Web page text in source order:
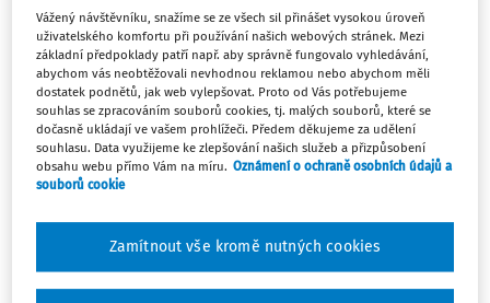
Filtr
Počet vyhledaných dokumentů:1
Řadit podle:
Nejnovější Nejstarší
EXPERTNÍ ODPOVĚDI
Zvláštní režim obchodníka s uměleckými
Vážený návštěvníku, snažíme se ze všech sil přinášet vysokou úroveň
uživatelského komfortu při používání našich webových stránek. Mezi
základní předpoklady patří např. aby správně fungovalo vyhledávání,
abychom vás neobtěžovali nevhodnou reklamou nebo abychom měli
dostatek podnětů, jak web vylepšovat. Proto od Vás potřebujeme
souhlas se zpracováním souborů cookies, tj. malých souborů, které se
dočasně ukládají ve vašem prohlížeči. Předem děkujeme za udělení
souhlasu. Data využijeme ke zlepšování našich služeb a přizpůsobení
obsahu webu přímo Vám na míru. Oznámení o ochraně osobních údajů a
souborů cookie
Zamítnout vše kromě nutných cookies